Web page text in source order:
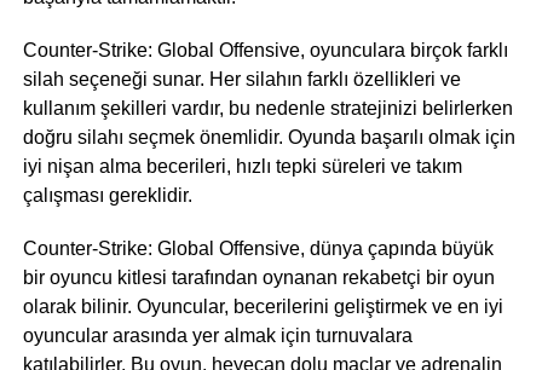
Counter-Strike: Global Offensive, oyunculara birçok farklı
silah seçeneği sunar. Her silahın farklı özellikleri ve
kullanım şekilleri vardır, bu nedenle stratejinizi belirlerken
doğru silahı seçmek önemlidir. Oyunda başarılı olmak için
iyi nişan alma becerileri, hızlı tepki süreleri ve takım
çalışması gereklidir.
Counter-Strike: Global Offensive, dünya çapında büyük
bir oyuncu kitlesi tarafından oynanan rekabetçi bir oyun
olarak bilinir. Oyuncular, becerilerini geliştirmek ve en iyi
oyuncular arasında yer almak için turnuvalara
katılabilirler. Bu oyun, heyecan dolu maçlar ve adrenalin